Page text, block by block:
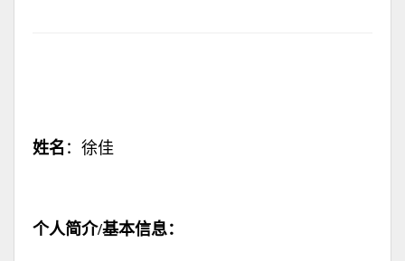
姓名 ：徐佳
个人简介/基本信息：